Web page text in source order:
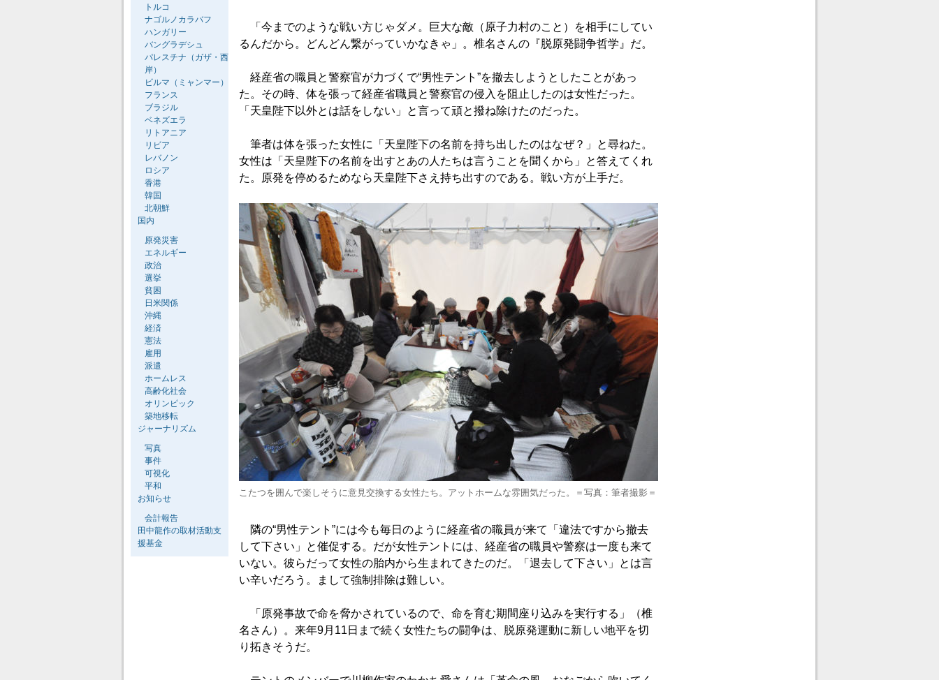
「今までのような戦い方じゃダメ。巨大な敵（原子力村のこと）を相手にしてい
るんだから。どんどん繋がっていかなきゃ」。椎名さんの『脱原発闘争哲学』だ。
経産省の職員と警察官が力づくで“男性テント”を撤去しようとしたことがあっ
た。その時、体を張って経産省職員と警察官の侵入を阻止したのは女性だった。
「天皇陛下以外とは話をしない」と言って頑と撥ね除けたのだった。
筆者は体を張った女性に「天皇陛下の名前を持ち出したのはなぜ？」と尋ねた。
女性は「天皇陛下の名前を出すとあの人たちは言うことを聞くから」と答えてくれ
た。原発を停めるためなら天皇陛下さえ持ち出すのである。戦い方が上手だ。
こたつを囲んで楽しそうに意見交換する女性たち。アットホームな雰囲気だった。＝写真：筆者撮影＝
隣の“男性テント”には今も毎日のように経産省の職員が来て「違法ですから撤去
して下さい」と催促する。だが女性テントには、経産省の職員や警察は一度も来て
いない。彼らだって女性の胎内から生まれてきたのだ。「退去して下さい」とは言
い辛いだろう。まして強制排除は難しい。
「原発事故で命を脅かされているので、命を育む期間座り込みを実行する」（椎
名さん）。来年9月11日まで続く女性たちの闘争は、脱原発運動に新しい地平を切
り拓きそうだ。
トルコ
ナゴルノカラバフ
ハンガリー
バングラデシュ
パレスチナ（ガザ・西
岸）
ビルマ（ミャンマー）
フランス
ブラジル
ベネズエラ
リトアニア
リビア
レバノン
ロシア
香港
韓国
北朝鮮
国内
原発災害
エネルギー
政治
選挙
貧困
日米関係
沖縄
経済
憲法
雇用
派遣
ホームレス
高齢化社会
オリンピック
築地移転
ジャーナリズム
写真
事件
可視化
平和
お知らせ
会計報告
田中龍作の取材活動支
援基金